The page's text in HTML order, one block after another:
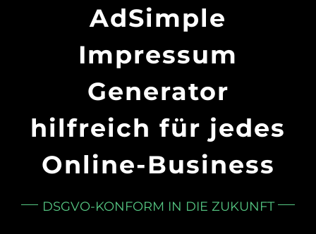
AdSimple
Impressum
Generator
hilfreich für jedes
Online-Business
DSGVO-KONFORM IN DIE ZUKUNFT